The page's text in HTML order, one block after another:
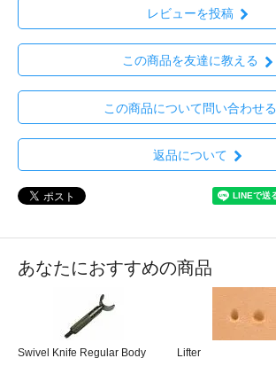
レビューを投稿
この商品を友達に教える
この商品について問い合わせる
返品について
あなたにおすすめの商品
Swivel Knife Regular Body
Lifter